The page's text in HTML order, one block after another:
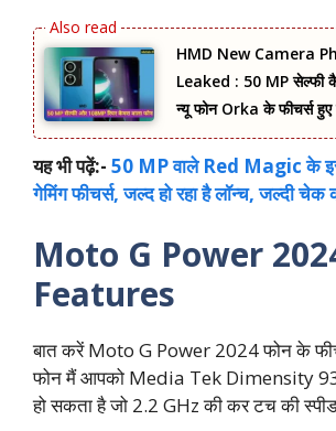
HMD New Camera
Leaked : 50 MP सेल्फी
न्यू फोन Orka के फीचर्स
यह भी पढ़ें:- 50 MP वाले Red Magic के
गेमिंगफीचर्स, जल्द हो रहा है लॉन्च, जल्दी चेक
Moto G Power
Features
बात करें Moto G Power 2024 फोन के
फोन मैं आपको Media Tek Dimensity
हो सकता है जो 2.2 GHz की कर टच की स्पीड